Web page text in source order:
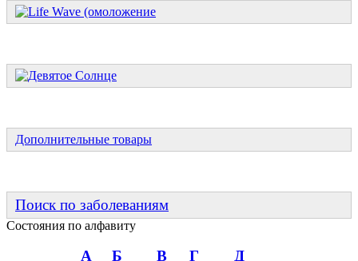
Дополнительные товары
Поиск по заболеваниям
Состояния по алфавиту
А Б В Г Д